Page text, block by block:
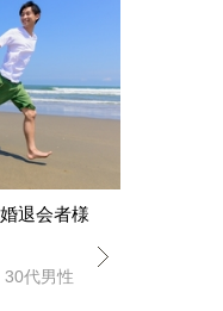
退会者様
30代男性